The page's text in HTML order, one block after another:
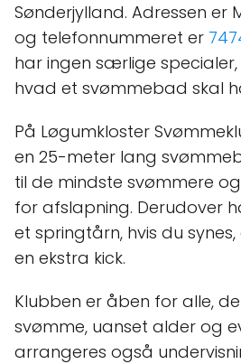
Sønderjylland. Adressen er
og telefonnummeret er
har ingen særlige
hvad et svømmebad skal
På Løgumkloster
en 25-meter lang
til de mindste svømmere
for afslapning. Derudover
et springtårn, hvis du
en ekstra kick.
Klubben er åben for alle,
svømme, uanset alder og
arrangeres også